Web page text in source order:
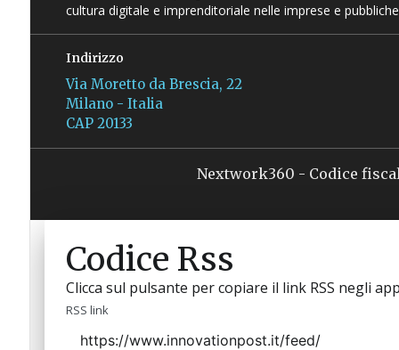
cultura digitale e imprenditoriale nelle imprese e
Indirizzo
Via Moretto da Brescia, 22
Milano - Italia
CAP 20133
Nextwork360 - Codice
Codice Rss
Clicca sul pulsante per copiare il link RSS negli
RSS link